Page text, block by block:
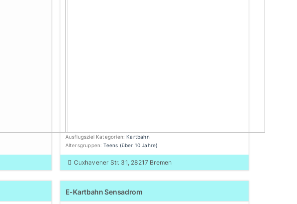
Ausflugsziel Kategorien:Kartbahn
Altersgruppen:Teens (über 10 Jahre)
Cuxhavener Str. 31, 28217 Bremen
E-Kartbahn Sensadrom